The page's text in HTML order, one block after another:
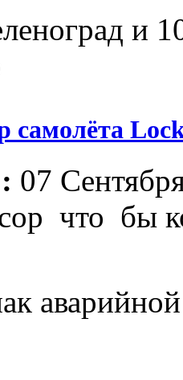
и
самолёта
07
что бы